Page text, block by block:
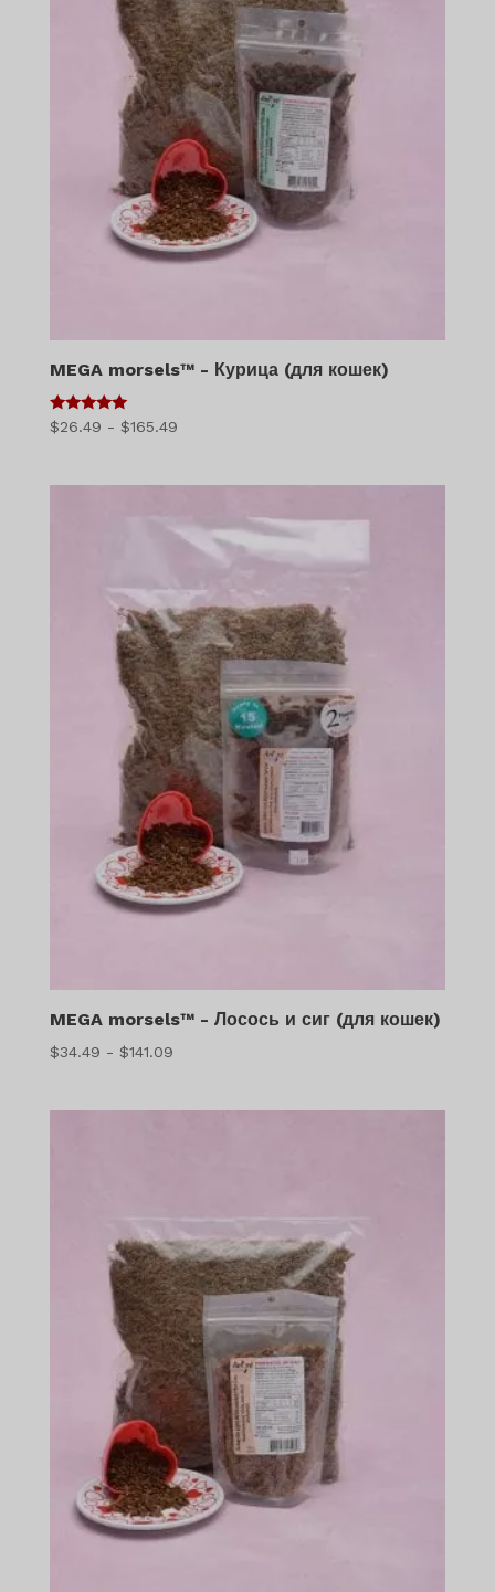
MEGA morsels™ - Курица (для кошек)
5
из 5
$26.49 - $165.49Диапазон
$165.49
MEGA morsels™ - Лосось и сиг (для кошек)
$34.49 - $141.09Диапазон